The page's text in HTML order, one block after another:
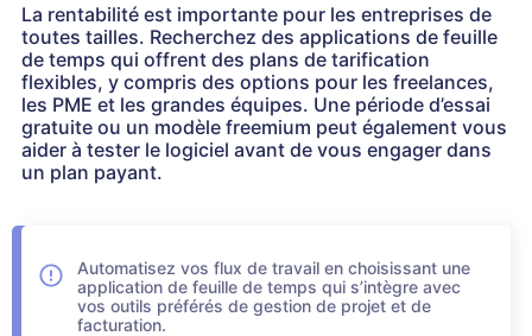
La rentabilité est importante pour les entreprises de
toutes tailles. Recherchez des applications de feuille
de temps qui offrent des plans de tarification
flexibles, y compris des options pour les freelances,
les PME et les grandes équipes. Une période d’essai
gratuite ou un modèle freemium peut également vous
aider à tester le logiciel avant de vous engager dans
un plan payant.
Automatisez vos flux de travail en choisissant une
application de feuille de temps qui s’intègre avec
vos outils préférés de gestion de projet et de
facturation.